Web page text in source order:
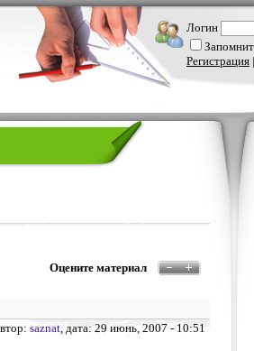
Логин
Регистрация |
Оцените материал
saznat, дата: 29 июнь, 2007 - 10:51